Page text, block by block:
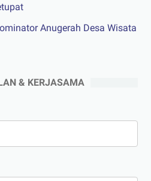
Anugerah Desa Wisata
& KERJASAMA